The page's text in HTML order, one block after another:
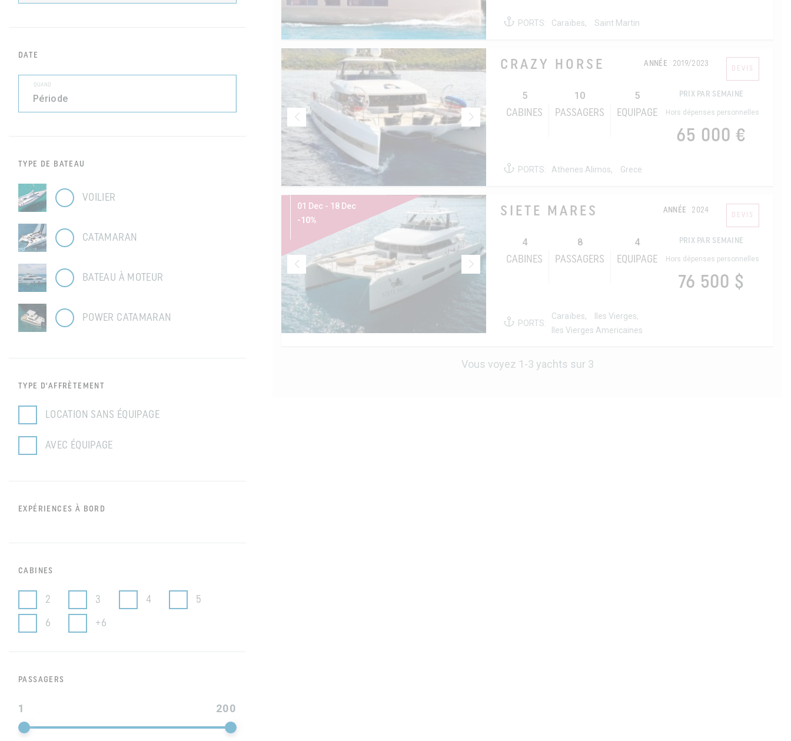
DATE
QUAND
TYPE DE BATEAU
VOILIER
CATAMARAN
BATEAU À MOTEUR
POWER CATAMARAN
TYPE D'AFFRÈTEMENT
LOCATION SANS ÉQUIPAGE
AVEC ÉQUIPAGE
EXPÉRIENCES À BORD
CABINES
2 3 4 5
6 +6
PASSAGERS
1 200
PORTS: Caraïbes, Saint Martin
CRAZY HORSE ANNÉE 2019/2023
DEVIS
5
CABINES
10
PASSAGERS
5
EQUIPAGE
PRIX PAR SEMAINE
Hors dépenses personnelles
65 000 €
PORTS: Athenes Alimos, Grece
01 Dec - 18 Dec
-10%
SIETE MARES ANNÉE 2024
DEVIS
4
CABINES
8
PASSAGERS
4
EQUIPAGE
PRIX PAR SEMAINE
Hors dépenses personnelles
76 500 $
PORTS:
Caraïbes,
Iles Vierges,
Iles Vierges Americaines
Vous voyez 1-3 yachts sur 3